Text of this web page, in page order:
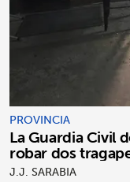
PROVINCIA
La Guardia Civil
robar dos
J.J. SARABIA